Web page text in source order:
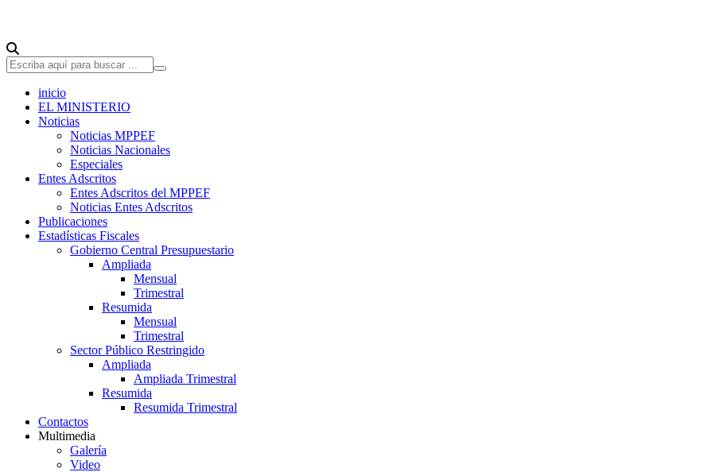
inicio
EL MINISTERIO
Noticias
Noticias MPPEF
Noticias Nacionales
Especiales
Entes Adscritos
Entes Adscritos del MPPEF
Noticias Entes Adscritos
Publicaciones
Estadísticas Fiscales
Gobierno Central Presupuestario
Ampliada
Mensual
Trimestral
Resumida
Mensual
Trimestral
Sector Público Restringido
Ampliada
Ampliada Trimestral
Resumida
Resumida Trimestral
Contactos
Multimedia
Galería
Video